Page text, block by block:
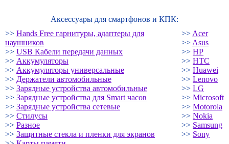
Аксессуары для смартфонов и КПК:
>> Hands Free гарнитуры, адаптеры для
наушников
>> USB Кабели передачи данных
>> Аккумуляторы
>> Аккумуляторы универсальные
>> Держатели автомобильные
>> Зарядные устройства автомобильные
>> Зарядные устройства для Smart часов
>> Зарядные устройства сетевые
>> Стилусы
>> Разное
>> Защитные стекла и пленки для экранов
>> Acer
>> Asus
>> HP
>> HTC
>> Huawei
>> Lenovo
>> LG
>> Microsoft
>> Motorola
>> Nokia
>> Samsung
>> Sony